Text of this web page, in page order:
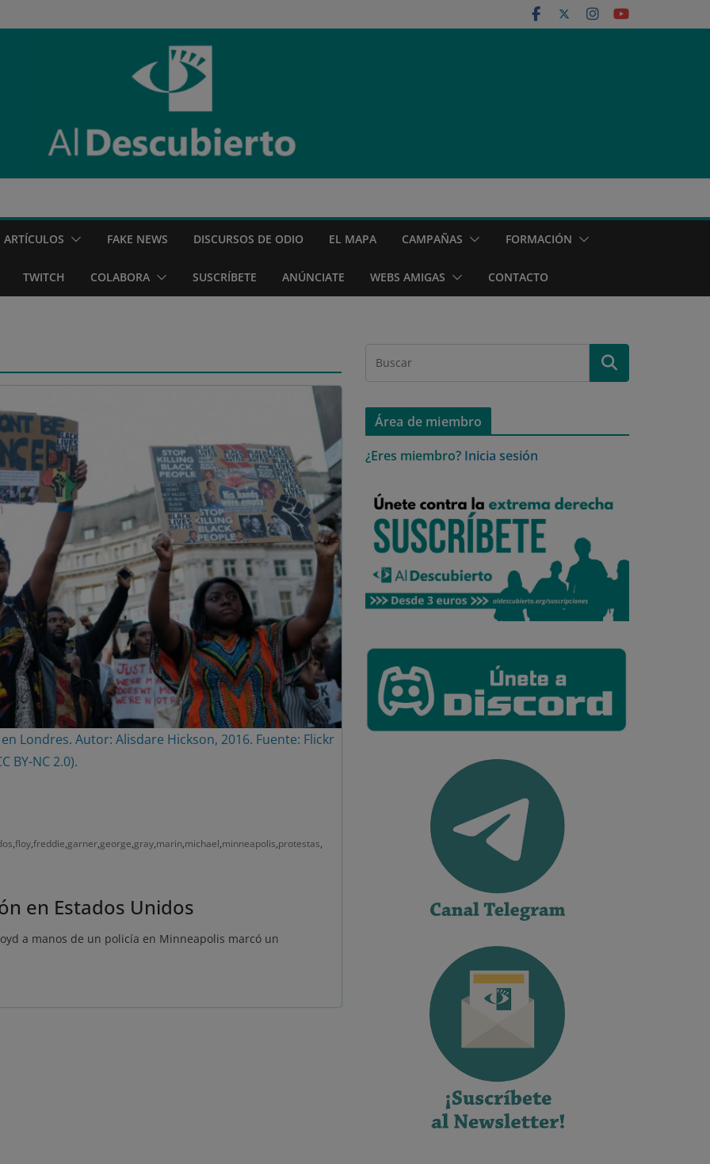
ARTÍCULOS FAKE NEWS DISCURSOS DE ODIO EL MAPA CAMPAÑAS FORMACIÓN
TWITCH COLABORA SUSCRÍBETE ANÚNCIATE WEBS AMIGAS CONTACTO
Londres. Autor: Alisdare Hickson, 2016. Fuente: Flickr
BY-NC 2.0).
,floy,freddie,garner,george,gray,marin,michael,minneapolis,protestas,
en Estados Unidos
a manos de un policía en Minneapolis marcó un
Área de miembro
¿Eres miembro? Inicia sesión